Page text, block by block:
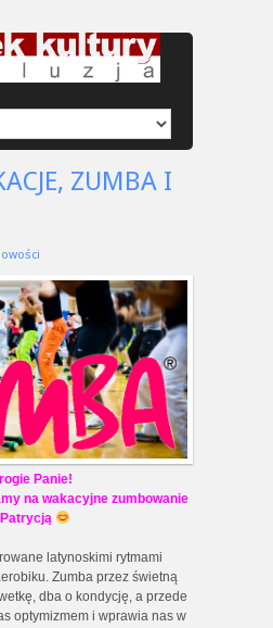
ZUMBA I
Panie!
na wakacyjne zumbowanie
latynoskimi rytmami
Zumba przez świetną
dba o kondycję, a przede
optymizmem i wprawia nas w